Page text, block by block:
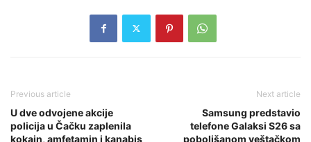
Previous article
U dve odvojene akcije
policija u Čačku zaplenila
kokain, amfetamin i kanabis
Next article
Samsung predstavio
telefone Galaksi S26 sa
poboljšanom veštačkom